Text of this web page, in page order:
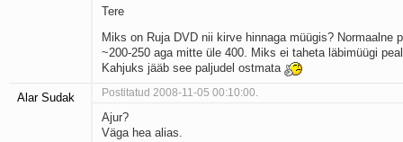
Tere
Miks on Ruja DVD nii kirve hinnaga müügis? Normaalne
~200-250 aga mitte üle 400. Miks ei taheta läbimüügi
Kahjuks jääb see paljudel ostmata
Alar Sudak Postitatud 2008-11-05 00:10:00.
Ajur?
Väga hea alias.